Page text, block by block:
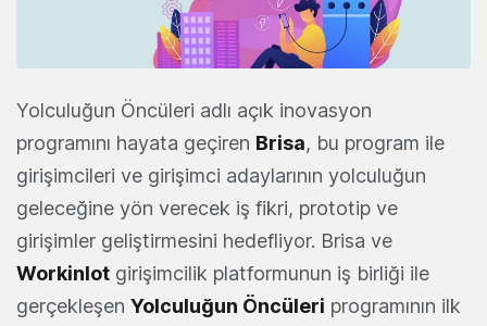
Yolculuğun Öncüleri adlı açık inovasyon
programını hayata geçiren Brisa, bu program ile
girişimcileri ve girişimci adaylarının yolculuğun
geleceğine yön verecek iş fikri, prototip ve
girişimler geliştirmesini hedefliyor. Brisa ve
Workinlot girişimcilik platformunun iş birliği ile
gerçekleşen Yolculuğun Öncüleri programının ilk